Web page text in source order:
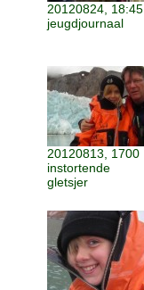
20120824, 18:45
jeugdjournaal
20120813, 1700
instortende
gletsjer